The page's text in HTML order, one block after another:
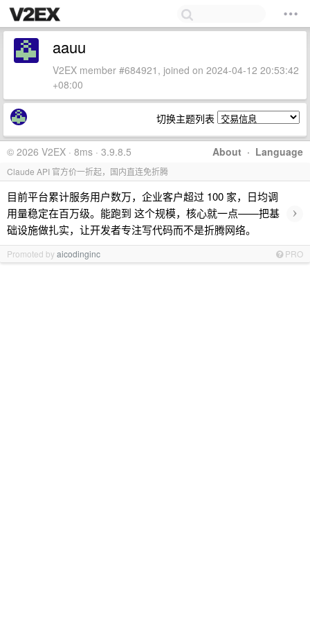
aauu
V2EX member #684921, joined on 2024-04-12 20:53:42
+08:00
切换主题列表
About · Language
© 2026 V2EX · 8ms · 3.9.8.5
Claude API 官方价一折起，国内直连免折腾
目前平台累计服务用户数万，企业客户超过 100 家，日均调
用量稳定在百万级。能跑到 这个规模，核心就一点——把基
础设施做扎实，让开发者专注写代码而不是折腾网络。
›
Promoted byaicodinginc PRO